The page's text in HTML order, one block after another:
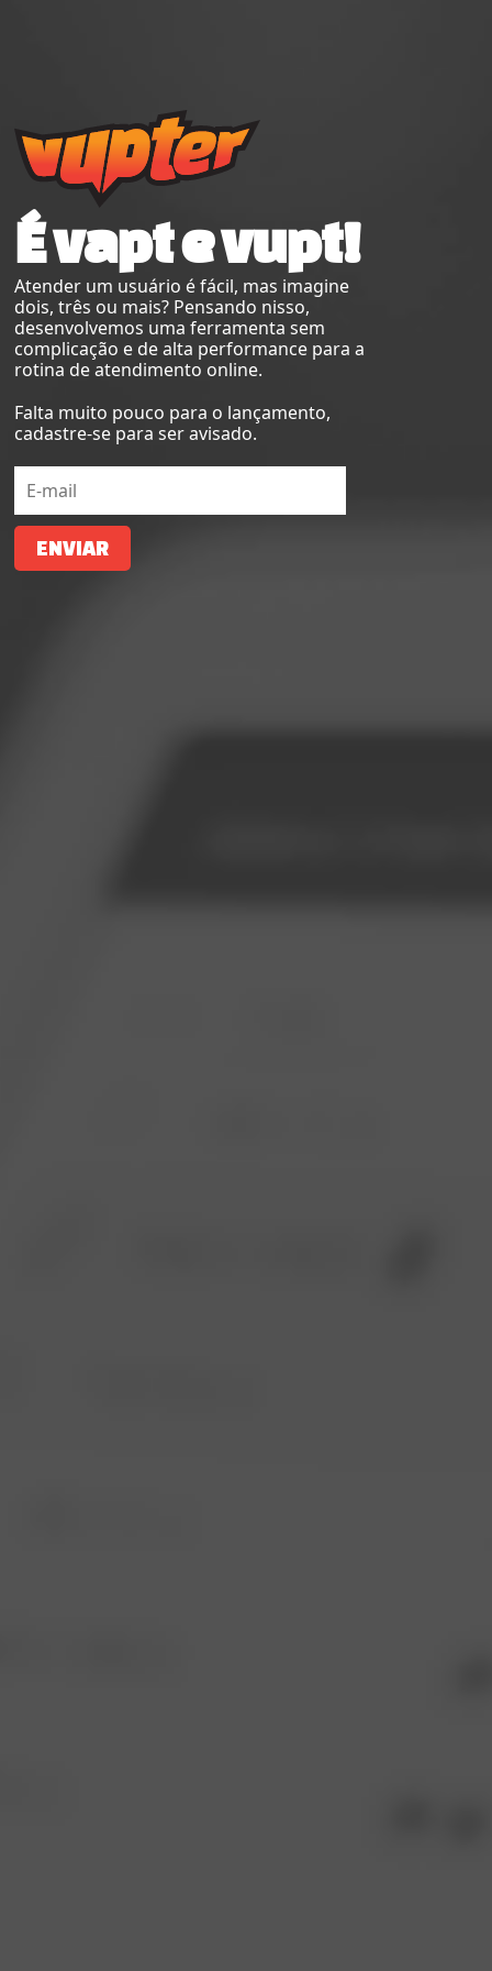
É vapt e vupt!
Atender um usuário é fácil, mas imagine
dois, três ou mais? Pensando nisso,
desenvolvemos uma ferramenta sem
complicação e de alta performance para a
rotina de atendimento online.
Falta muito pouco para o lançamento,
cadastre-se para ser avisado.
ENVIAR